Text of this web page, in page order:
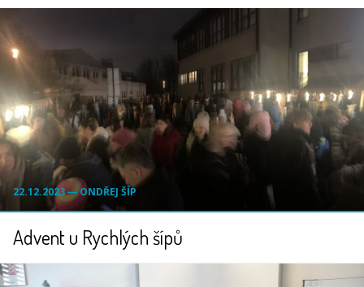
22.12.2023 ― ONDŘEJ ŠÍP
Advent u Rychlých šípů